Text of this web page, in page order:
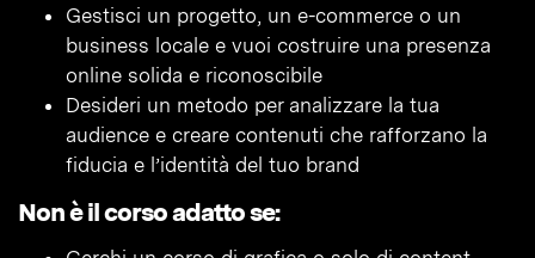
Gestisci un progetto, un e-commerce o un
business locale e vuoi costruire una presenza
online solida e riconoscibile
Desideri un metodo per analizzare la tua
audience e creare contenuti che rafforzano la
fiducia e l’identità del tuo brand
Non è il corso adatto se: